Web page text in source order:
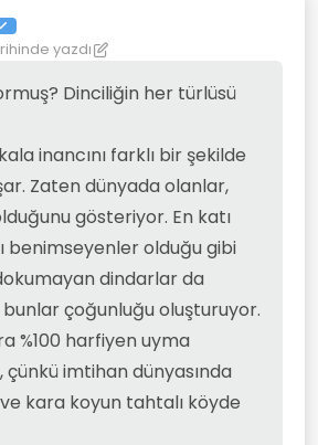
yazdı
Dinciliğin her türlüsü
inancını farklı bir şekilde
Zaten dünyada olanlar,
gösteriyor. En katı
benimseyenler olduğu gibi
dindarlar da
çoğunluğu oluşturuyor.
%100 harfiyen uyma
çünkü imtihan dünyasında
kara koyun tahtalı köyde